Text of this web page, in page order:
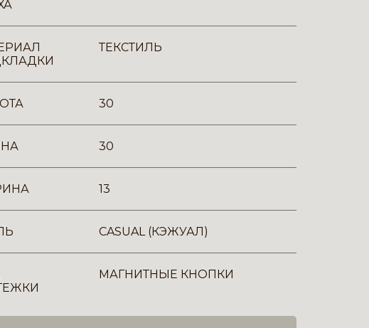
ТЕКСТИЛЬ
30
30
13
CASUAL (КЭЖУАЛ)
МАГНИТНЫЕ КНОПКИ